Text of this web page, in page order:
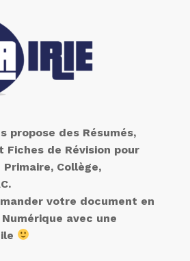
propose des Résumés,
Fiches de Révision pour
Collège,
votre document en
avec une